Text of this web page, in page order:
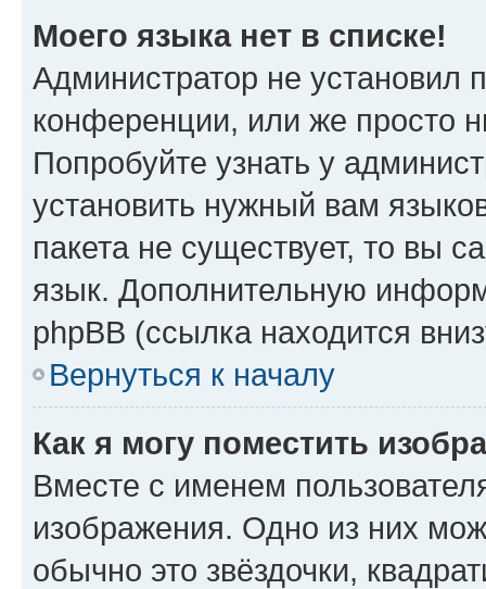
Моего языка нет в списке!
Администратор не установил
конференции, или же просто
Попробуйте узнать у
установить нужный вам
пакета не существует, то вы
язык. Дополнительную
phpBB (ссылка находится
Вернуться к началу
Как я могу поместить
Вместе с именем
изображения. Одно из них
обычно это звёздочки,